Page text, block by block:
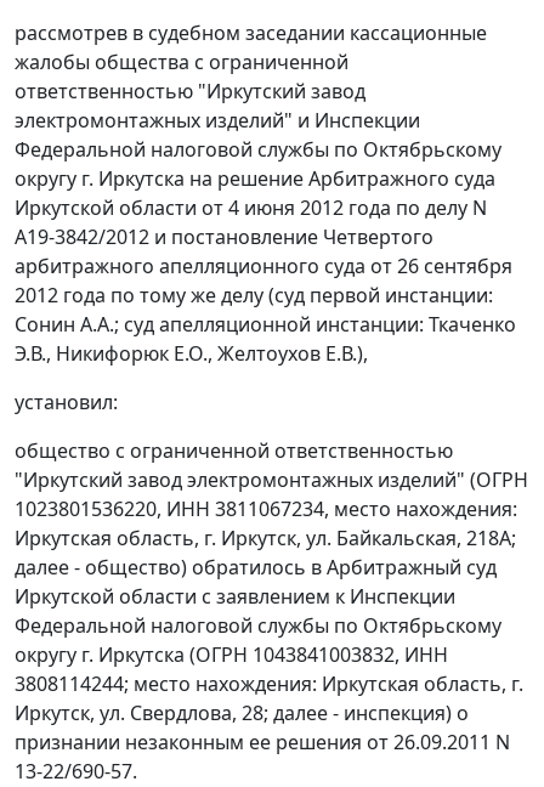
рассмотрев в судебном заседании кассационные
жалобы общества с ограниченной
ответственностью "Иркутский завод
электромонтажных изделий" и Инспекции
Федеральной налоговой службы по Октябрьскому
округу г. Иркутска на решениеАрбитражного суда
Иркутской области от 4 июня 2012 года по делу N
А19-3842/2012 и постановление Четвертого
арбитражного апелляционного суда от 26 сентября
2012 года по тому же делу (суд первой инстанции:
Сонин А.А.; суд апелляционной инстанции: Ткаченко
Э.В., Никифорюк Е.О., Желтоухов Е.В.),
установил:
общество с ограниченной ответственностью
"Иркутский завод электромонтажных изделий" (ОГРН
1023801536220, ИНН 3811067234, место нахождения:
Иркутская область, г. Иркутск, ул. Байкальская, 218А;
далее - общество) обратилось в Арбитражный суд
Иркутской области с заявлением к Инспекции
Федеральной налоговой службы по Октябрьскому
округу г. Иркутска (ОГРН 1043841003832, ИНН
3808114244; место нахождения: Иркутская область, г.
Иркутск, ул. Свердлова, 28; далее - инспекция) о
признании незаконным ее решения от 26.09.2011 N
13-22/690-57.